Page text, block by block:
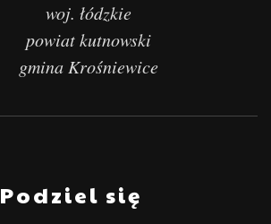
woj. łódzkie
powiat kutnowski
gmina Krośniewice
Podziel się